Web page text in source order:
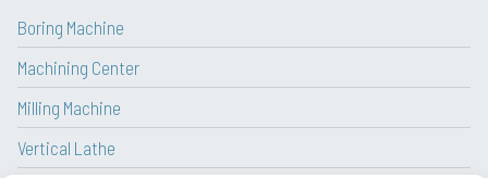
Boring Machine
Machining Center
Milling Machine
Vertical Lathe